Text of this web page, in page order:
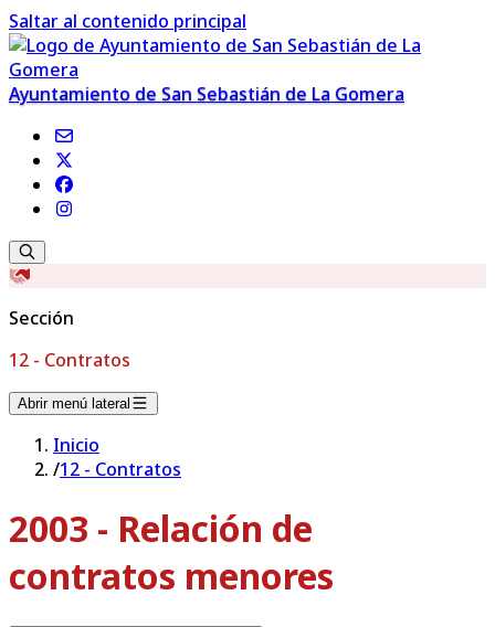
Saltar al contenido principal
Ayuntamiento de San Sebastián de La Gomera
Sección
12 - Contratos
Abrir menú lateral
Inicio
/12 - Contratos
2003 - Relación de
contratos menores